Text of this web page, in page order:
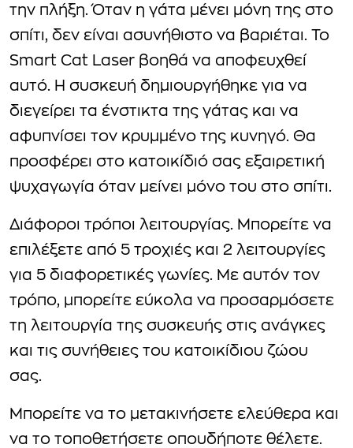
την πλήξη. Όταν η γάτα μένει μόνη της στο
σπίτι, δεν είναι ασυνήθιστο να βαριέται. Το
Smart Cat Laser βοηθά να αποφευχθεί
αυτό. Η συσκευή δημιουργήθηκε για να
διεγείρει τα ένστικτα της γάτας και να
αφυπνίσει τον κρυμμένο της κυνηγό. Θα
προσφέρει στο κατοικίδιό σας εξαιρετική
ψυχαγωγία όταν μείνει μόνο του στο σπίτι.
Διάφοροι τρόποι λειτουργίας. Μπορείτε να
επιλέξετε από 5 τροχιές και 2 λειτουργίες
για 5 διαφορετικές γωνίες. Με αυτόν τον
τρόπο, μπορείτε εύκολα να προσαρμόσετε
τη λειτουργία της συσκευής στις ανάγκες
και τις συνήθειες του κατοικίδιου ζώου
σας.
Μπορείτε να το μετακινήσετε ελεύθερα και
να το τοποθετήσετε οπουδήποτε θέλετε.